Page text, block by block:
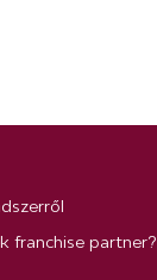
franchise partner?